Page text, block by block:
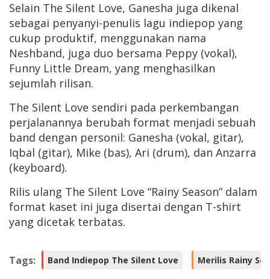
Selain The Silent Love, Ganesha juga dikenal
sebagai penyanyi-penulis lagu indiepop yang
cukup produktif, menggunakan nama
Neshband, juga duo bersama Peppy (vokal),
Funny Little Dream, yang menghasilkan
sejumlah rilisan.
The Silent Love sendiri pada perkembangan
perjalanannya berubah format menjadi sebuah
band dengan personil: Ganesha (vokal, gitar),
Iqbal (gitar), Mike (bas), Ari (drum), dan Anzarra
(keyboard).
Rilis ulang The Silent Love “Rainy Season” dalam
format kaset ini juga disertai dengan T-shirt
yang dicetak terbatas.
Tags: Band Indiepop The Silent Love Merilis Rainy